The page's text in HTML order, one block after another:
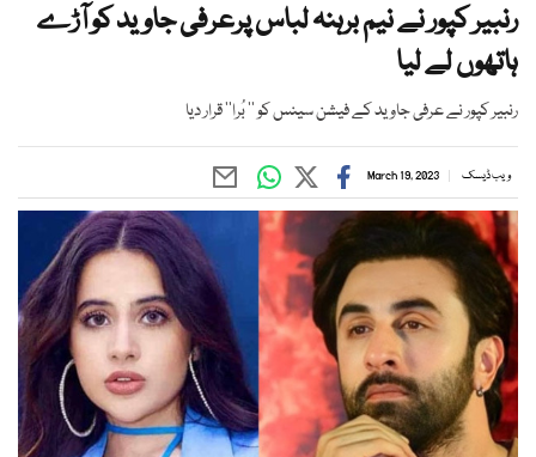
رنبیر کپور نے نیم برہنہ لباس پرعرفی جاوید کو آڑے
ہاتھوں لے لیا
رنبیر کپور نے عرفی جاوید کے فیشن سینس کو ’’ بُرا‘‘ قرار دیا
ویب ڈیسک March 19, 2023